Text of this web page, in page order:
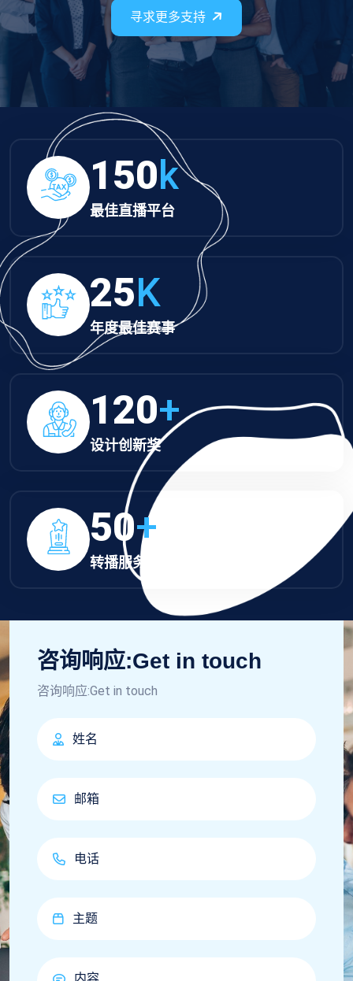
寻求更多支持
150k
最佳直播平台
25K
年度最佳赛事
120+
设计创新奖
50+
转播服务金奖
咨询响应:Get in touch
咨询响应:Get in touch